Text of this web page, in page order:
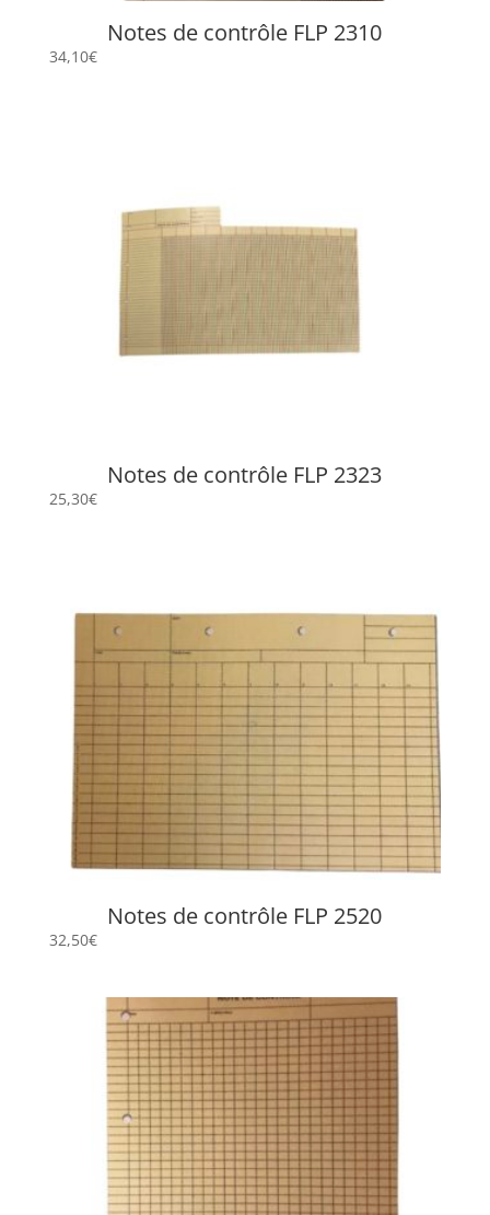
Notes de contrôle FLP 2310
34,10€
Notes de contrôle FLP 2323
25,30€
Notes de contrôle FLP 2520
32,50€